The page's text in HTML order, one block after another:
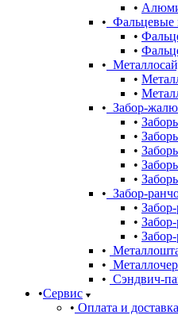
Фальцевые
Забор-
Забор-
Сэндвич-
Сервис
Оплата и доставка